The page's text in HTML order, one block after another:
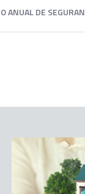
ANUAL DE